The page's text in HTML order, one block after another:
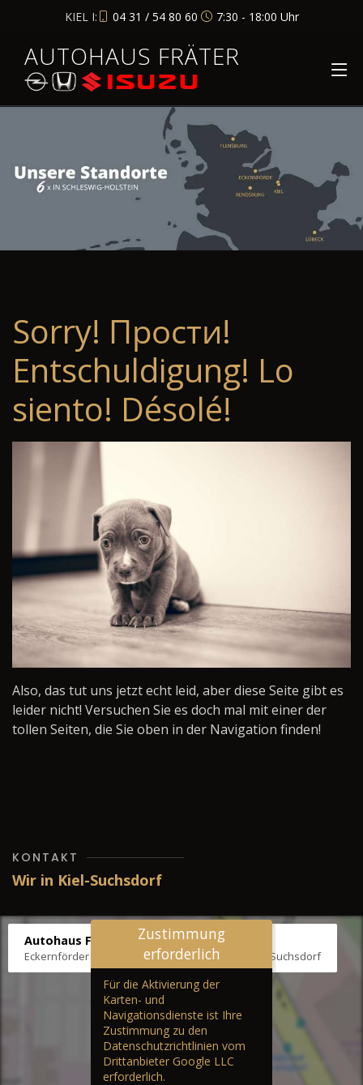
KIEL I: 04 31 / 54 80 60 7:30 - 18:00 Uhr
AUTOHAUS FRÄTER
Sorry! Прости!
Entschuldigung! Lo
siento! Désolé!
Also, das tut uns jetzt echt leid, aber diese Seite gibt es
leider nicht! Versuchen Sie es doch mal mit einer der
tollen Seiten, die Sie oben in der Navigation finden!
KONTAKT
Wir in Kiel-Suchsdorf
Autohaus Fräter
Eckernförder Str. /Klausbrooker Weg 1, 24107 Kiel-Suchsdorf
Zustimmung
erforderlich
Für die Aktivierung der
Karten- und
Navigationsdienste ist Ihre
Zustimmung zu den
Datenschutzrichtlinien vom
Drittanbieter Google LLC
erforderlich.